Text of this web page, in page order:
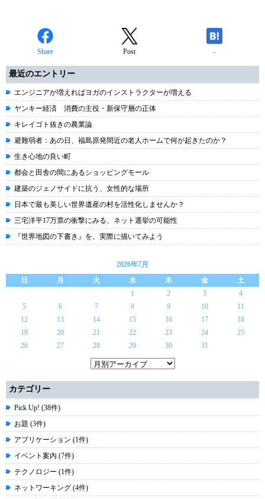
Share Post -
最近のエントリー
エンジニアが増えればヨガのインストラクターが増える
ヤンキー経済 消費の主役・新保守層の正体
キレイゴト抜きの農業論
避難弱者：あの日、福島原発間近の老人ホームで何が起きたのか？
生き心地の良い町
都会と田舎の間にあるショッピングモール
建築のジェノサイドに抗う、女性的な場所
日本で最も美しい世界遺産の村を活性化しませんか？
三宅洋平17万票の衝撃にみる、ネット選挙の可能性
『世界地図の下書き』を、実際に描いてみよう
2026年7月
日
月 火 水 木 金
土
1
2 3
4
5
6 7 8 9 10
11
12
13 14 15 16 17
18
19
20 21 22 23 24
25
26
27 28 29 30 31
カテゴリー
Pick Up! (38件)
お題 (3件)
アプリケーション (1件)
イベント案内 (7件)
テクノロジー (1件)
ネットワーキング (4件)